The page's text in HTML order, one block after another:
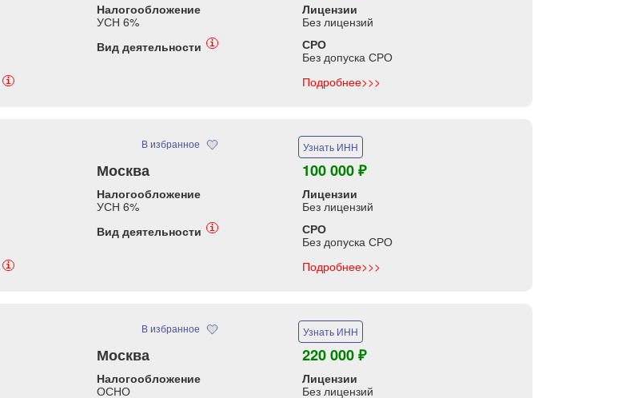
Налогообложение
УСН 6%
Лицензии
Без лицензий
Вид деятельности i
СРО
Без допуска СРО
i Подробнее>>>
В избранное Узнать ИНН
Москва 100 000 ₽
Налогообложение
УСН 6%
Лицензии
Без лицензий
Вид деятельности i
СРО
Без допуска СРО
i Подробнее>>>
В избранное Узнать ИНН
Москва 220 000 ₽
Налогообложение
ОСНО
Лицензии
Без лицензий